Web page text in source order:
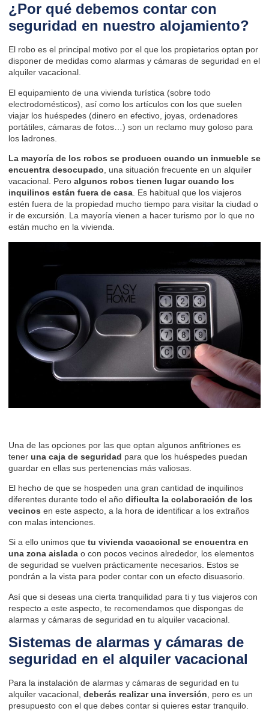
¿Por qué debemos contar con
seguridad en nuestro alojamiento?
El robo es el principal motivo por el que los propietarios optan por
disponer de medidas como alarmas y cámaras de seguridad en el
alquiler vacacional.
El equipamiento de una vivienda turística (sobre todo
electrodomésticos), así como los artículos con los que suelen
viajar los huéspedes (dinero en efectivo, joyas, ordenadores
portátiles, cámaras de fotos…) son un reclamo muy goloso para
los ladrones.
La mayoría de los robos se producen cuando un inmueble se
encuentra desocupado, una situación frecuente en un alquiler
vacacional. Pero algunos robos tienen lugar cuando los
inquilinos están fuera de casa. Es habitual que los viajeros
estén fuera de la propiedad mucho tiempo para visitar la ciudad o
ir de excursión. La mayoría vienen a hacer turismo por lo que no
están mucho en la vivienda.
Una de las opciones por las que optan algunos anfitriones es
tener una caja de seguridad para que los huéspedes puedan
guardar en ellas sus pertenencias más valiosas.
El hecho de que se hospeden una gran cantidad de inquilinos
diferentes durante todo el año dificulta la colaboración de los
vecinos en este aspecto, a la hora de identificar a los extraños
con malas intenciones.
Si a ello unimos que tu vivienda vacacional se encuentra en
una zona aislada o con pocos vecinos alrededor, los elementos
de seguridad se vuelven prácticamente necesarios. Estos se
pondrán a la vista para poder contar con un efecto disuasorio.
Así que si deseas una cierta tranquilidad para ti y tus viajeros con
respecto a este aspecto, te recomendamos que dispongas de
alarmas y cámaras de seguridad en tu alquiler vacacional.
Sistemas de alarmas y cámaras de
seguridad en el alquiler vacacional
Para la instalación de alarmas y cámaras de seguridad en tu
alquiler vacacional, deberás realizar una inversión , pero es un
presupuesto con el que debes contar si quieres estar tranquilo.